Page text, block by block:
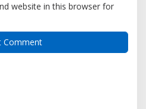
website in this browser for